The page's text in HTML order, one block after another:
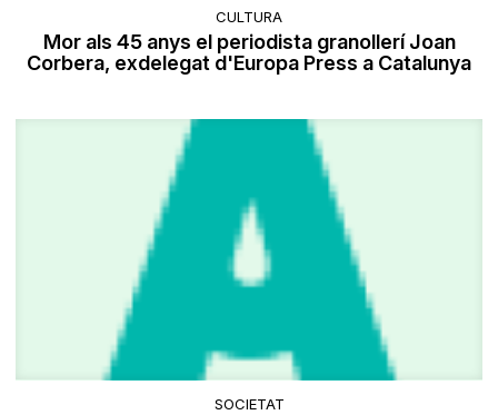
CULTURA
Mor als 45 anys el periodista granollerí Joan
Corbera, exdelegat d'Europa Press a Catalunya
SOCIETAT